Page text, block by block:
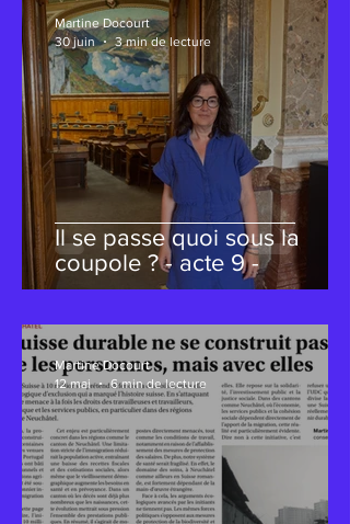
Il se passe quoi sous la
coupole ? - acte 9 -
Martine Docourt
30 juin
3 min de lecture
Martine Docourt
12 mai
6 min de lecture